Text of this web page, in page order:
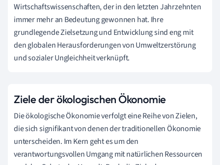
Wirtschaftswissenschaften, der in den letzten Jahrzehnten
immer mehr an Bedeutung gewonnen hat. Ihre
grundlegende Zielsetzung und Entwicklung sind eng mit
den globalen Herausforderungen von Umweltzerstörung
und sozialer Ungleichheit verknüpft.
Ziele der ökologischen Ökonomie
Die ökologische Ökonomie verfolgt eine Reihe von Zielen,
die sich signifikant von denen der traditionellen Ökonomie
unterscheiden. Im Kern geht es um den
verantwortungsvollen Umgang mit natürlichen Ressourcen